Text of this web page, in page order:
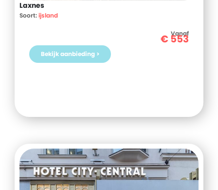
Laxnes
Soort:ijsland
Vanaf
€553
Bekijk aanbieding >